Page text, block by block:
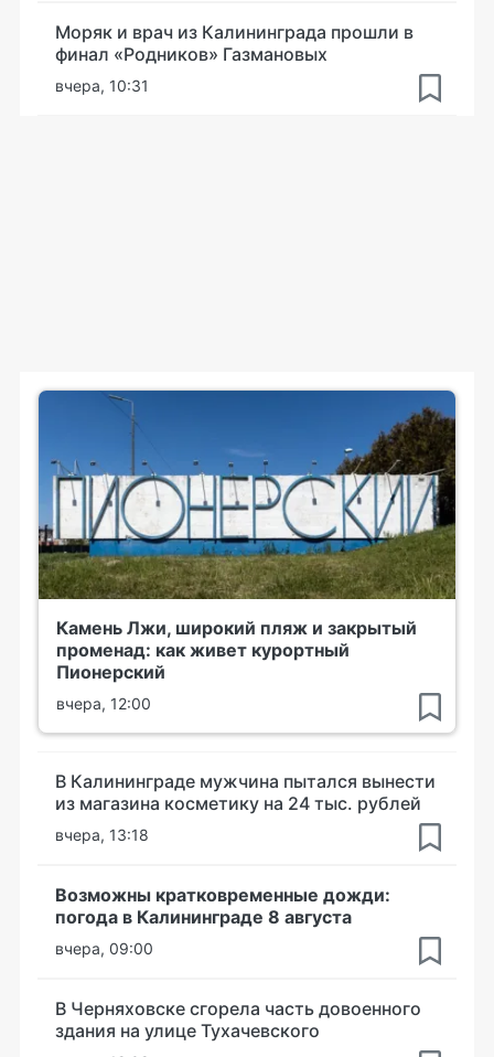
Моряк и врач из Калининграда прошли в
финал «Родников» Газмановых
вчера, 10:31
Камень Лжи, широкий пляж и закрытый
променад: как живет курортный
Пионерский
вчера, 12:00
В Калининграде мужчина пытался вынести
из магазина косметику на 24 тыс. рублей
вчера, 13:18
Возможны кратковременные дожди:
погода в Калининграде 8 августа
вчера, 09:00
В Черняховске сгорела часть довоенного
здания на улице Тухачевского